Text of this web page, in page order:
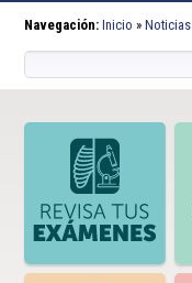
Navegación: Inicio » Noticias